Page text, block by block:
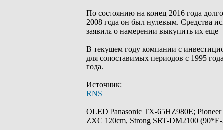
По состоянию на конец 2016 года
2008 года он был нулевым. Средства
заявила о намерении выкупить их
В текущем году компании с
для сопоставимых периодов с 1995
года.
Источник:
RNS
OLED Panasonic TX-65HZ980E;
ZXC 120cm, Strong SRT-DM2100